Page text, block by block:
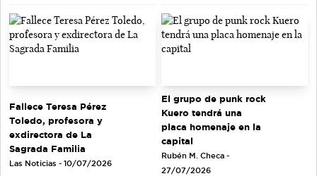
Fallece Teresa Pérez
Toledo, profesora y
exdirectora de La
Sagrada Familia
Las Noticias - 10/07/2026
El grupo de punk rock
Kuero tendrá una
placa homenaje en la
capital
Rubén M. Checa -
27/07/2026